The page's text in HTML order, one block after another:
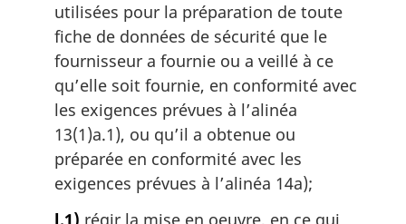
utilisées pour la préparation de toute
fiche de données de sécurité que le
fournisseur a fournie ou a veillé à ce
qu’elle soit fournie, en conformité avec
les exigences prévues à l’alinéa
13(1)a.1), ou qu’il a obtenue ou
préparée en conformité avec les
exigences prévues à l’alinéa 14a);
l.1) régir la mise en oeuvre, en ce qui